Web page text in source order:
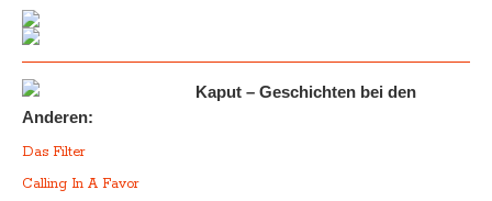
Kaput – Geschichten bei den
Anderen:
Das Filter
Calling In A Favor